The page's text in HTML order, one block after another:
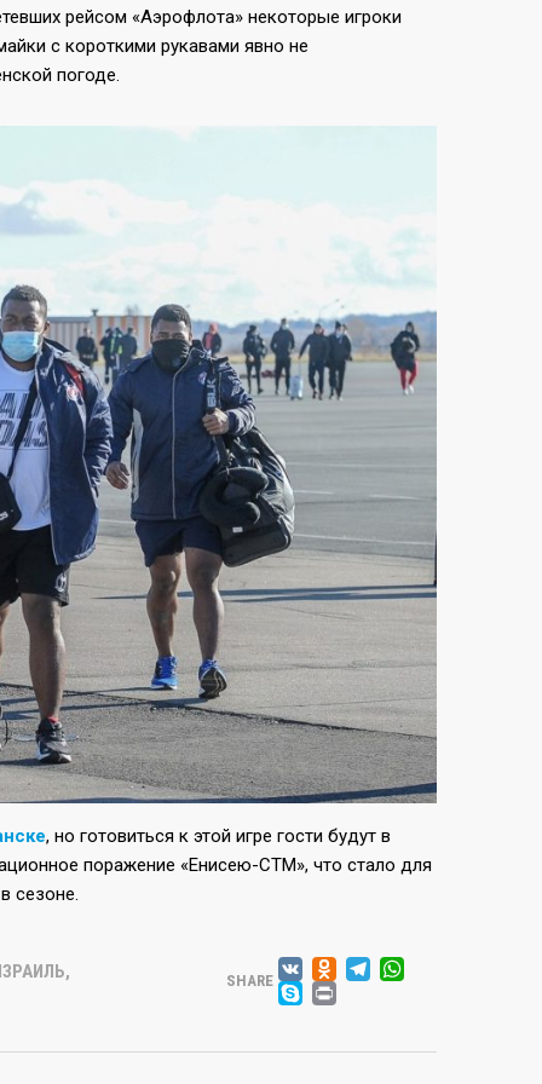
рейсом «Аэрофлота» некоторые игроки
с короткими рукавами явно не
погоде.
, но готовиться к этой игре гости будут в
поражение «Енисею-СТМ», что стало для
сезоне.
, SHARE VK TELEGRAM
SKYPE